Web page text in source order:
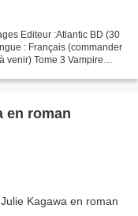
Editeur :Atlantic BD (30
: Français (commander
venir) Tome 3 Vampire
en roman